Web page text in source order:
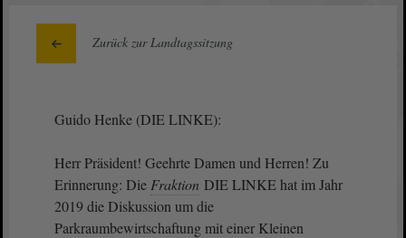
Zurück zur Landtagssitzung
Guido Henke (DIE LINKE):
Herr Präsident! Geehrte Damen und Herren! Zu
Erinnerung: Die Fraktion DIE LINKE hat im Jahr
2019 die Diskussion um die
Parkraumbewirtschaftung mit einer Kleinen